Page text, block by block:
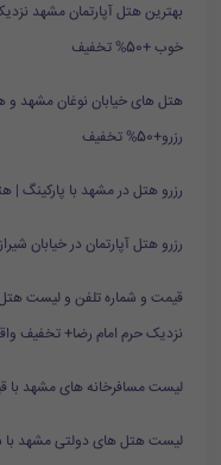
خوب +50% تخفیف
هتل های خیابان نوغان مشهد
رزرو+50% تخفیف
رزرو هتل در مشهد با پارکینگ | هتل
رزرو هتل آپارتمان در خیابان شیرازی
نزدیک حرم امام رضا+ تخفیف
لیست مسافرخانه های مشهد با قیمت
لیست هتل های دولتی مشهد با